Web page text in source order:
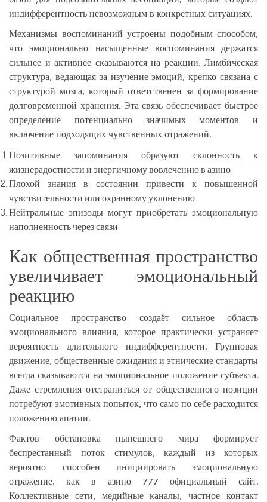
индифферентность невозможным в конкретных ситуациях.
Механизмы воспоминаний устроены подобным способом,
что эмоционально насыщенные воспоминания держатся
сильнее и активнее сказываются на реакции. Лимбическая
структура, ведающая за изучение эмоций, крепко связана с
структурой мозга, который ответственен за формирование
долговременной хранения. Эта связь обеспечивает быстрое
определение потенциально значимых моментов и
включение подходящих чувственных отражений.
Позитивные запоминания образуют склонность к
жизнерадостности и энергичному вовлечению в азино
Плохой знания в состоянии привести к повышенной
чувствительности или охранному уклонению
Нейтральные эпизоды могут приобретать эмоциональную
наполненность через связи
Как общественная пространство
увеличивает эмоциональный
реакцию
Социальное пространство создаёт сильное область
эмоционального влияния, которое практически устраняет
вероятность длительного индифферентности. Групповая
движение, общественные ожидания и этнические стандарты
всегда сказываются на эмоциональное положение субъекта.
Даже стремления отстраниться от общественного позиции
потребуют эмотивных попыток, что само по себе расходится
положению апатии.
Фактов обстановка нынешнего мира формирует
беспрестанный поток стимулов, каждый из которых
вероятно способен инициировать эмоциональную
отражение, как в азино 777 официальный сайт.
Коллективные сети, медийные каналы, частное контакт